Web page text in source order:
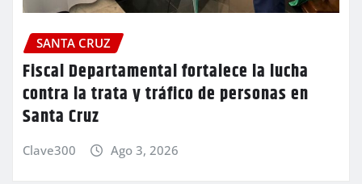
SANTA CRUZ
Fiscal Departamental fortalece la lucha
contra la trata y tráfico de personas en
Santa Cruz
Clave300 Ago 3, 2026